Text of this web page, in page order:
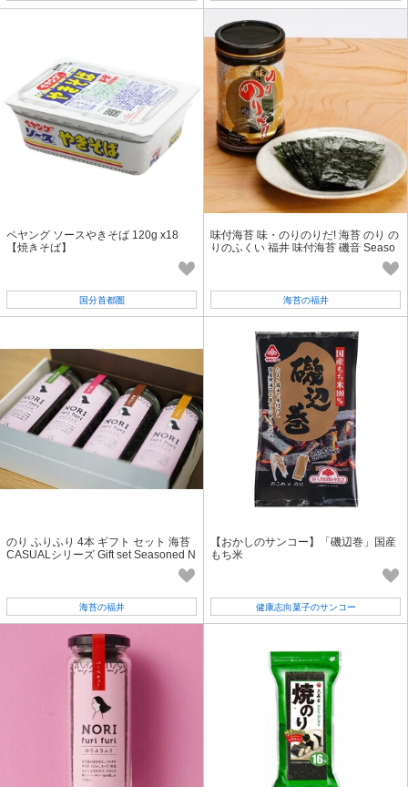
ペヤング ソースやきそば 120g x18
【焼きそば】
国分首都圏
味付海苔 味・のりのりだ! 海苔 のり の
りのふくい 福井 味付海苔 磯音 Seaso
海苔の福井
のり ふりふり 4本 ギフト セット 海苔
CASUALシリーズ Gift set Seasoned N
海苔の福井
【おかしのサンコー】「磯辺巻」国産
もち米
健康志向菓子のサンコー